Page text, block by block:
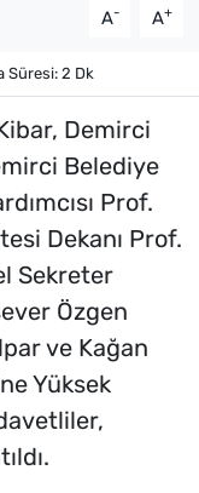
A- A+
Süresi: 2 Dk
Demirci
Belediye
Prof.
Dekanı Prof.
Sekreter
Özgen
ve Kağan
Yüksek